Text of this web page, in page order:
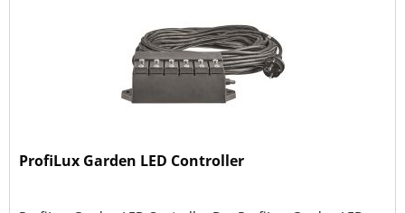
ProfiLux Garden LED Controller